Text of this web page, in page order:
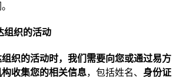
组织的活动
织的活动时，我们需要向您或通过易方
收集您的相关信息，包括姓名、 身份证